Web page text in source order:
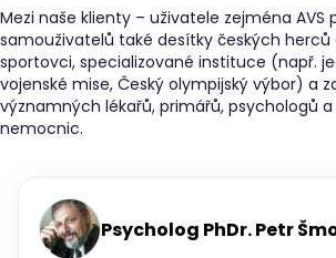
Mezi naše klienty – uživatele zejména
samouživatelů také desítky českých herců
sportovci, specializované instituce (např.
vojenské mise, Český olympijský výbor) a
významných lékařů, primářů, psychologů
nemocnic.
Psycholog PhDr. Petr